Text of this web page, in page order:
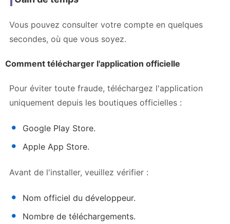
Vous pouvez consulter votre compte en quelques
secondes, où que vous soyez.
Comment télécharger l'application officielle
Pour éviter toute fraude, téléchargez l'application
uniquement depuis les boutiques officielles :
Google Play Store.
Apple App Store.
Avant de l'installer, veuillez vérifier :
Nom officiel du développeur.
Nombre de téléchargements.